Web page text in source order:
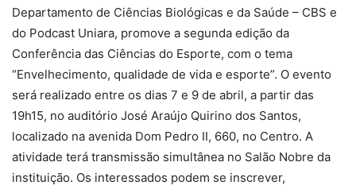
Departamento de Ciências Biológicas e da Saúde – CBS e
do Podcast Uniara, promove a segunda edição da
Conferência das Ciências do Esporte, com o tema
“Envelhecimento, qualidade de vida e esporte”. O evento
será realizado entre os dias 7 e 9 de abril, a partir das
19h15, no auditório José Araújo Quirino dos Santos,
localizado na avenida Dom Pedro II, 660, no Centro. A
atividade terá transmissão simultânea no Salão Nobre da
instituição. Os interessados podem se inscrever,